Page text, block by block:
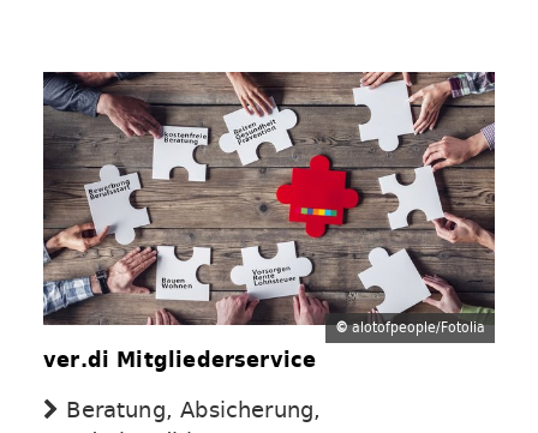
©alotofpeople/Fotolia
ver.di Mitgliederservice
Beratung, Absicherung,